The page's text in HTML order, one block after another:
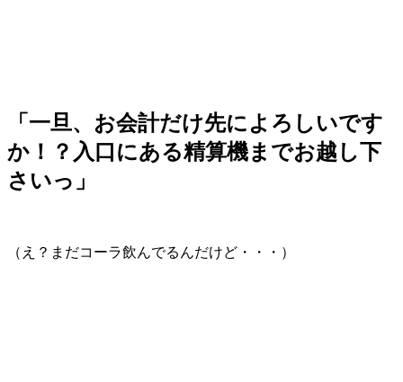
「一旦、お会計だけ先によろしいです
か！？入口にある精算機までお越し下
さいっ」
（え？まだコーラ飲んでるんだけど・・・）